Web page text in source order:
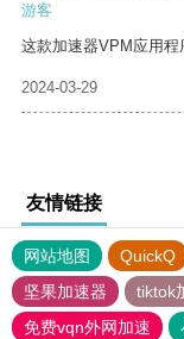
游客
这款加速器VPM应用程
2024-03-29
友情链接
网站地图 QuickQ
坚果加速器
tiktok
免费vqn外网加速